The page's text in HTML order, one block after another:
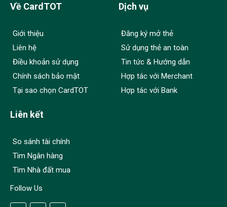
Về CardTOT
Giới thiệu
Liên hệ
Điều khoản sử dụng
Chính sách bảo mật
Tại sao chọn CardTOT
Dịch vụ
Đăng ký mở thẻ
Sử dụng thẻ an toàn
Tin tức & Hướng dẫn
Hợp tác với Merchant
Hợp tác với Bank
Liên kết
So sánh tài chính
Tìm Ngân hàng
Tìm Nhà đất mua
Follow Us